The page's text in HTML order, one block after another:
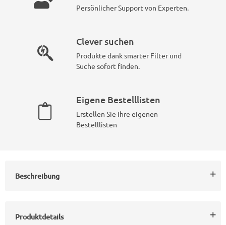
Persönlicher Support von Experten.
Clever suchen
Produkte dank smarter Filter und
Suche sofort finden.
Eigene Bestelllisten
Erstellen Sie ihre eigenen
Bestelllisten
Beschreibung
Produktdetails